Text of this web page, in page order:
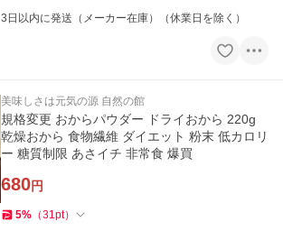
3日以内に発送（メーカー在庫）（休業日を除く）
美味しさは元気の源 自然の館
規格変更 おからパウダー ドライおから 220g
乾燥おから 食物繊維 ダイエット 粉末 低カロリ
ー 糖質制限 あさイチ 非常食 爆買
680円
5% （31pt）